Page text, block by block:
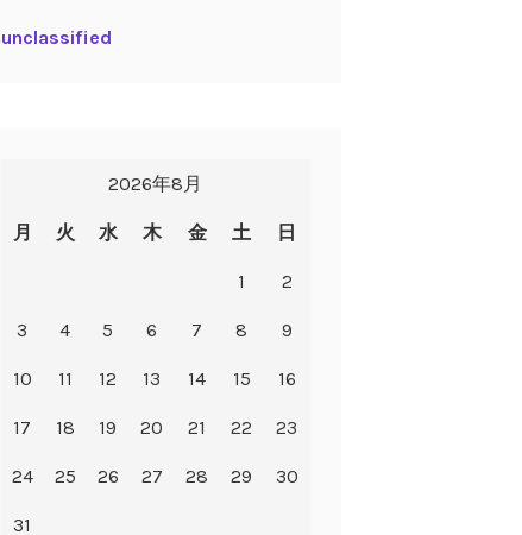
unclassified
2026年8月
月 火 水 木 金 土 日
1 2
3 4 5 6 7 8 9
10 11 12 13 14 15 16
17 18 19 20 21 22 23
24 25 26 27 28 29 30
31